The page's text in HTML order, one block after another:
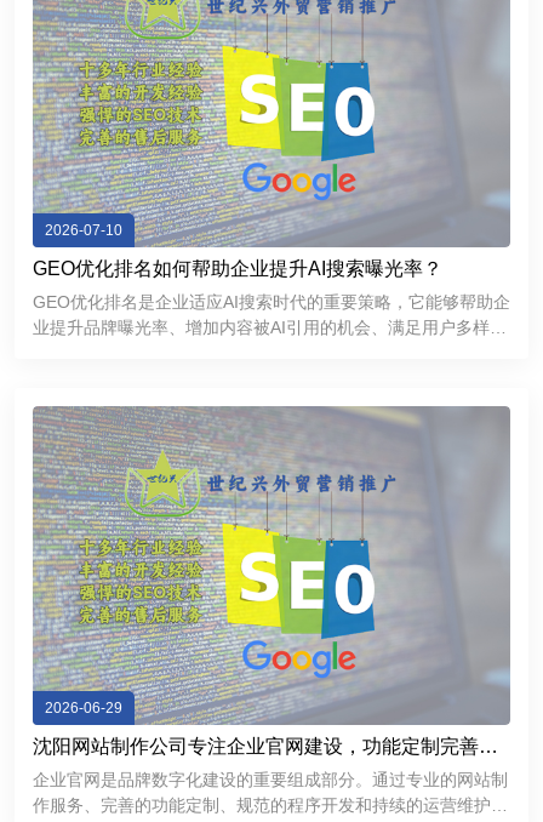
2026-07-10
GEO优化排名如何帮助企业提升AI搜索曝光率？
GEO优化排名是企业适应AI搜索时代的重要策略，它能够帮助企
业提升品牌曝光率、增加内容被AI引用的机会、满足用户多样化
2026-06-29
沈阳网站制作公司专注企业官网建设，功能定制完善，
提升品牌互联网形象
企业官网是品牌数字化建设的重要组成部分。通过专业的网站制
作服务、完善的功能定制、规范的程序开发和持续的运营维护，